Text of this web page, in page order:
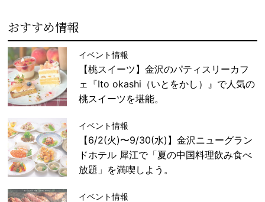
おすすめ情報
イベント情報
【桃スイーツ】金沢のパティスリーカフ
ェ『Ito okashi（いとをかし）』で人気の
桃スイーツを堪能。
イベント情報
【6/2(火)〜9/30(水)】金沢ニューグラン
ドホテル 犀江で「夏の中国料理飲み食べ
放題」を満喫しよう。
イベント情報